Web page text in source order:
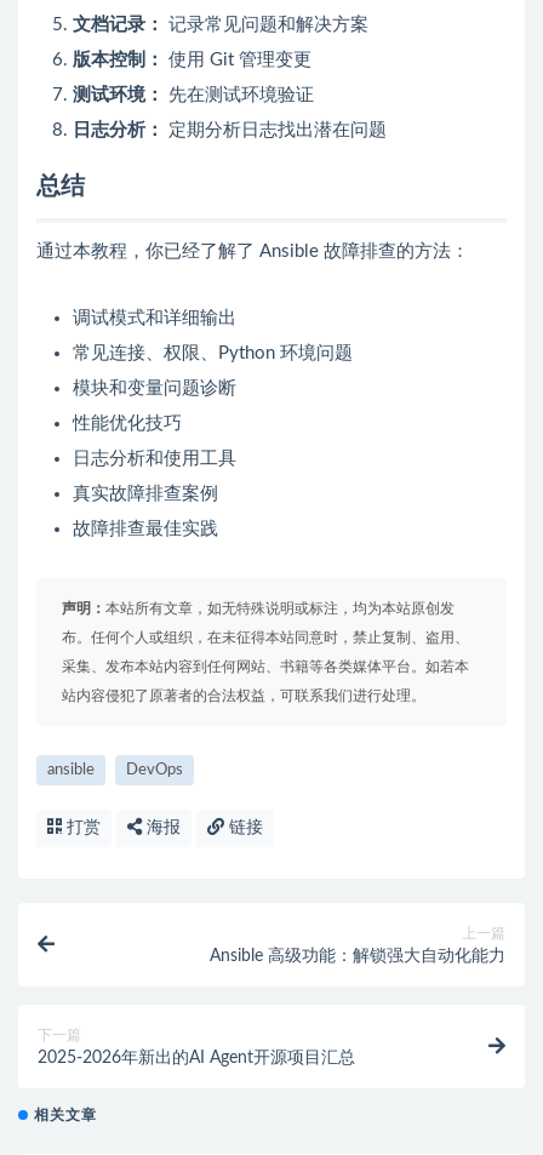
文档记录：
记录常见问题和解决方案
版本控制：
使用 Git 管理变更
测试环境：
先在测试环境验证
日志分析：
定期分析日志找出潜在问题
总结
通过本教程，你已经了解了 Ansible 故障排查的方法：
调试模式和详细输出
常见连接、权限、Python 环境问题
模块和变量问题诊断
性能优化技巧
日志分析和使用工具
真实故障排查案例
故障排查最佳实践
声明： 本站所有文章，如无特殊说明或标注，均为本站原创发
布。任何个人或组织，在未征得本站同意时，禁止复制、盗用、
采集、发布本站内容到任何网站、书籍等各类媒体平台。如若本
站内容侵犯了原著者的合法权益，可联系我们进行处理。
ansible DevOps
打赏 海报 链接
上一篇
Ansible 高级功能：解锁强大自动化能力
下一篇
2025-2026年新出的AI Agent开源项目汇总
相关文章